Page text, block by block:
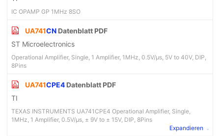
IC OPAMP GP 1MHz 8SO
UA741CN Datenblatt PDF
ST Microelectronics
Operational Amplifier, Single, 1 Amplifier, 1MHz, 0.5V/µs, 5V to 40V, DIP,
8Pins
UA741CPE4 Datenblatt PDF
TI
TEXAS INSTRUMENTS UA741CPE4 Operational Amplifier, Single,
1MHz, 1 Amplifier, 0.5V/µs, ± 9V to ± 15V, DIP, 8Pins
Expandieren